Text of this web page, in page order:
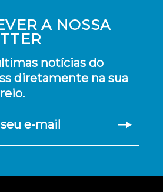
A NOSSA
notícias do
diretamente na sua
e-mail